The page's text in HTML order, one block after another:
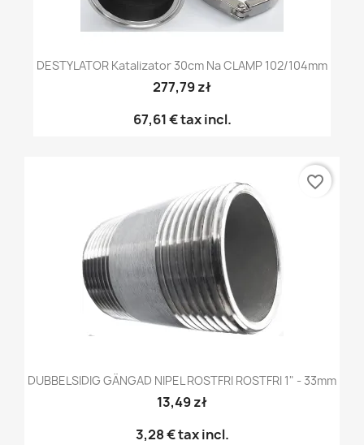
DESTYLATOR Katalizator 30cm Na CLAMP 102/104mm
277,79 zł
67,61 €tax incl.
DUBBELSIDIG GÄNGAD NIPEL ROSTFRI ROSTFRI 1" - 33mm
13,49 zł
3,28 €tax incl.
favorite_border